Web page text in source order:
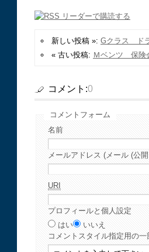
新しい投稿 »: Gクラス ド
« 古い投稿: Ｍベンツ 保険
コメント:0
コメントフォーム
名前
メールアドレス (メール (公
URI
プロフィールと個人設定
はい
いいえ
コメント スタイル指定用の